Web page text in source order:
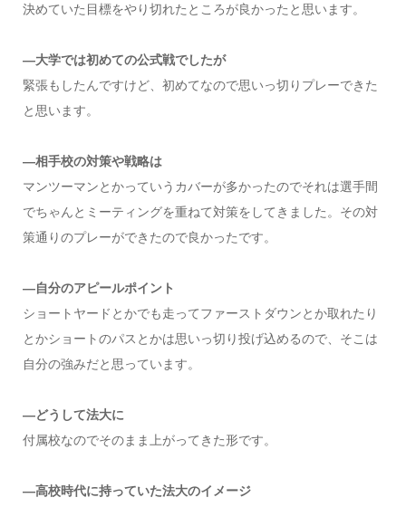
決めていた目標をやり切れたところが良かったと思います。
―大学では初めての公式戦でしたが
緊張もしたんですけど、初めてなので思いっ切りプレーできた
と思います。
―相手校の対策や戦略は
マンツーマンとかっていうカバーが多かったのでそれは選手間
でちゃんとミーティングを重ねて対策をしてきました。その対
策通りのプレーができたので良かったです。
―自分のアピールポイント
ショートヤードとかでも走ってファーストダウンとか取れたり
とかショートのパスとかは思いっ切り投げ込めるので、そこは
自分の強みだと思っています。
―どうして法大に
付属校なのでそのまま上がってきた形です。
―高校時代に持っていた法大のイメージ